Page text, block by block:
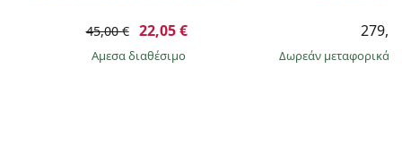
45,00 € 22,05 €
άμεσα διαθέσιμο Δωρεάν μεταφορικά